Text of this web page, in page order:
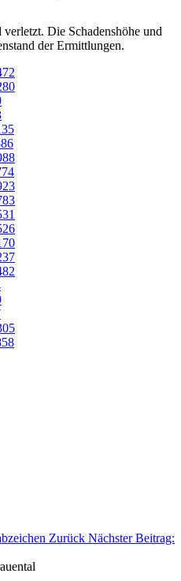
Die Schadenshöhe und
der Ermittlungen.
Zurück Nächster Beitrag: